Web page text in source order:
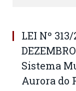
LEI Nº 313/
Sistema
Aurora do